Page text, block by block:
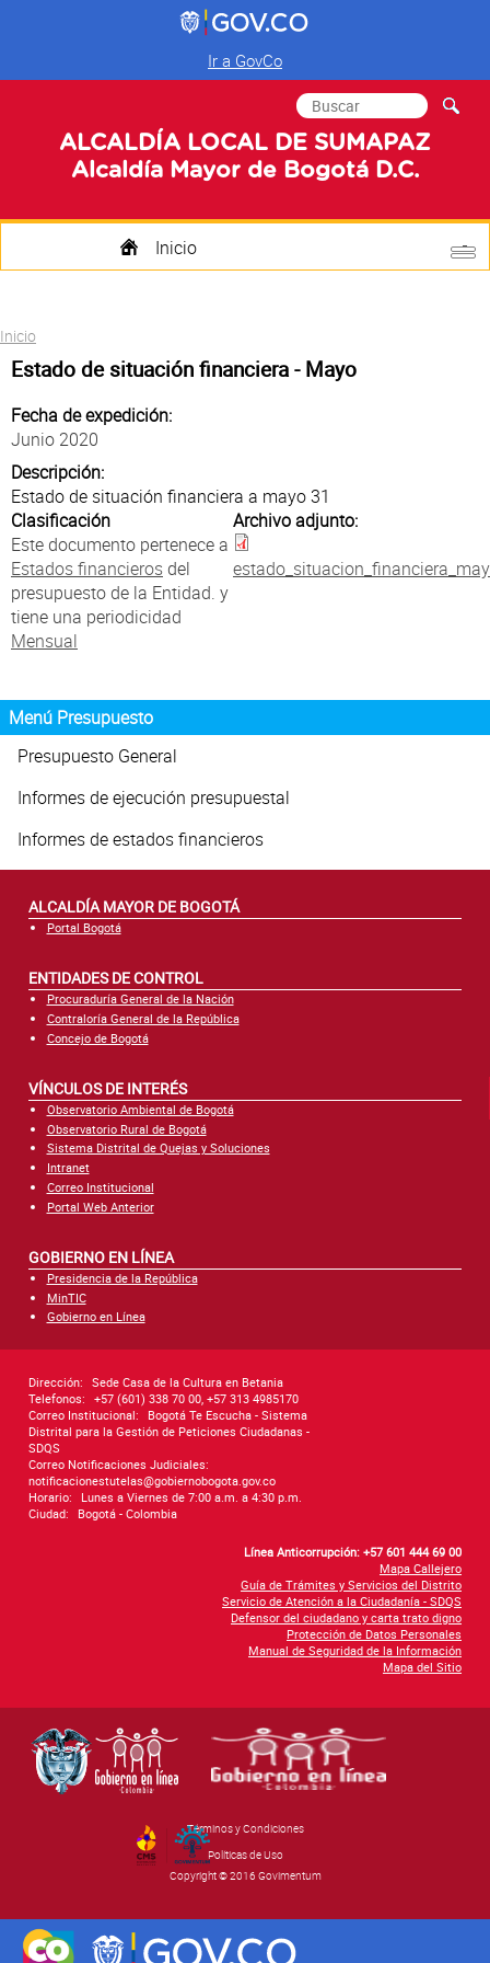
Ir a GovCo
ALCALDÍA LOCAL DE SUMAPAZ
Alcaldía Mayor de Bogotá D.C.
Formulario de
búsqueda
Buscar
Inicio
Atención al Ciudadano
Usted está aquí
Inicio
Estado de situación financiera - Mayo
Fecha de expedición:
Junio 2020
Descripción:
Estado de situación financiera a mayo 31
Clasificación
Este documento pertenece a
Estados financierosdel
presupuesto de la Entidad. y
tiene una periodicidad
Mensual
Archivo adjunto:
Menú Presupuesto
Presupuesto General
Informes de ejecución presupuestal
Informes de estados financieros
ALCALDÍA MAYOR DE BOGOTÁ
Portal Bogotá
ENTIDADES DE CONTROL
Procuraduría General de la Nación
Contraloría General de la República
Concejo de Bogotá
VÍNCULOS DE INTERÉS
Observatorio Ambiental de Bogotá
Observatorio Rural de Bogotá
Sistema Distrital de Quejas y Soluciones
Intranet
Correo Institucional
Portal Web Anterior
GOBIERNO EN LÍNEA
Presidencia de la República
MinTIC
Gobierno en Línea
Dirección: Sede Casa de la Cultura en Betania
Telefonos: +57 (601) 338 70 00, +57 313 4985170
Correo Institucional:
Bogotá Te Escucha - Sistema
Distrital para la Gestión de Peticiones Ciudadanas -
SDQS
Correo Notificaciones Judiciales:
notificacionestutelas@gobiernobogota.gov.co
Horario:
Lunes a Viernes de 7:00 a.m. a 4:30 p.m.
Ciudad:
Bogotá - Colombia
Línea Anticorrupción: +57 601 444 69 00
Mapa Callejero
Guía de Trámites y Servicios del Distrito
Servicio de Atención a la Ciudadanía - SDQS
Defensor del ciudadano y carta trato digno
Protección de Datos Personales
Manual de Seguridad de la Información
Mapa del Sitio
Términos y Condiciones
Políticas de Uso
Copyright © 2016 Govimentum
By Govimentum